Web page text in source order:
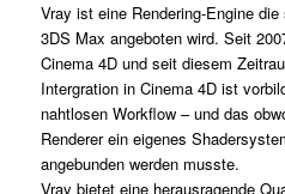
Vray ist eine Rendering-Engine
3DS Max angeboten wird. Seit
Cinema 4D und seit diesem
Intergration in Cinema 4D ist
nahtlosen Workflow – und das
Renderer ein eigenes
angebunden werden musste.
Vray bietet eine herausragende